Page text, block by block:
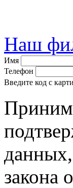
Наш
Имя
Телефон
Введите код с
закона